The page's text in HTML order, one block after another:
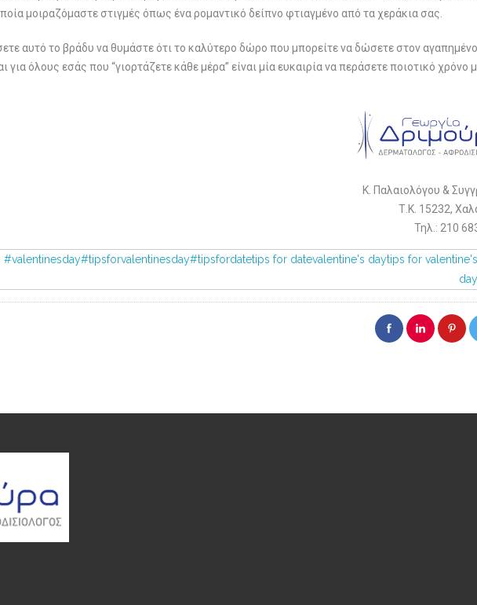
μοιραζόμαστε στιγμές όπως ένα ρομαντικό δείπνο φτιαγμένο από τα χεράκια σας.
αυτό το βράδυ να θυμάστε ότι το καλύτερο δώρο που μπορείτε να δώσετε στον
για όλους εσάς που “γιορτάζετε κάθε μέρα” είναι μία ευκαιρία να περάσετε ποιοτικό χρόνο
Κ. Παλαιολόγου &
Τ.Κ. 15232,
Τηλ.: 210
#valentinesday#tipsforvalentinesday#tipsfordatetips for datevalentine's daytips for valentine's
day